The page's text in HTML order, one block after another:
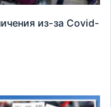
из-за Covid-